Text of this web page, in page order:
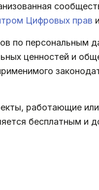
Цифровых прав
по персональным
ценностей и
работающие
бесплатным и